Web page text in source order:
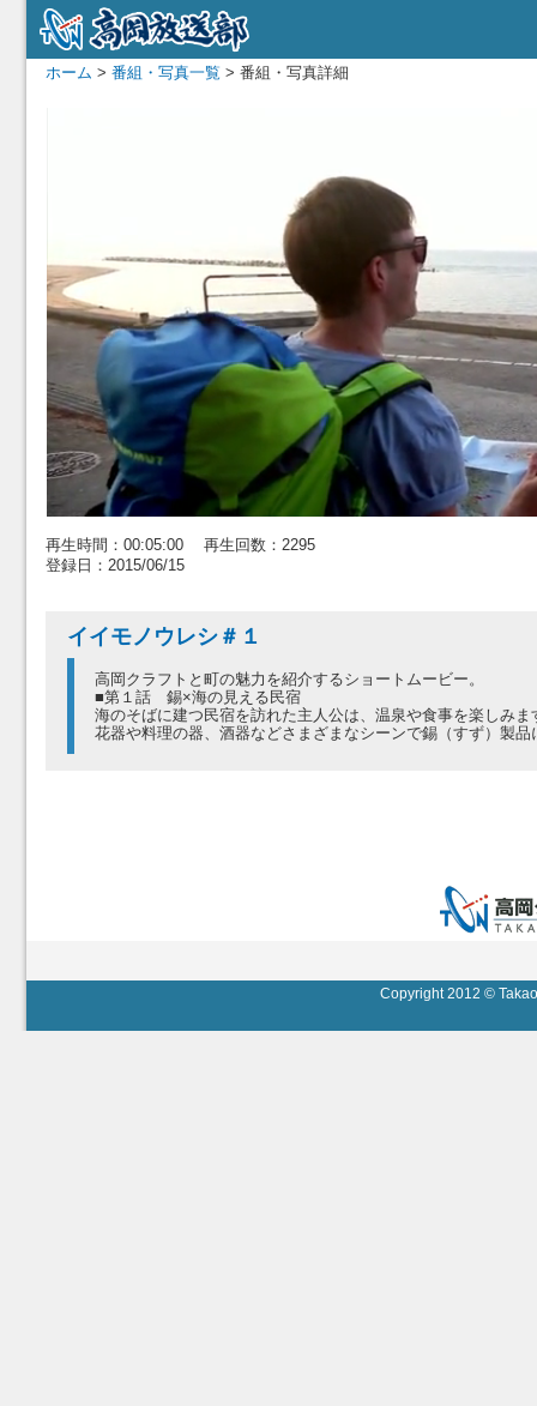
ホーム > 番組・写真一覧 > 番組・写真詳細
再生時間：00:05:00 再生回数：2295
登録日：2015/06/15
イイモノウレシ＃１
高岡クラフトと町の魅力を紹介するショートムービー。
■第１話 錫×海の見える民宿
海のそばに建つ民宿を訪れた主人公は、温泉や食事を楽しみま
花器や料理の器、酒器などさまざまなシーンで錫（すず）製
Copyright 2012 ©